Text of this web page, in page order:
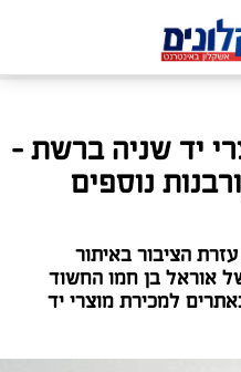
יד שניה ברשת -
נוספים
הציבור באיתור
אוראל בן חמו החשוד
למכירת מוצרי יד